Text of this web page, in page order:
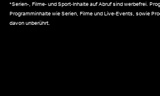
*Serien-, Filme- und Sport-Inhalte auf Abruf sind werbefrei.
Programminhalte wie Serien, Filme und Live-Events, sowie
davon unberührt.